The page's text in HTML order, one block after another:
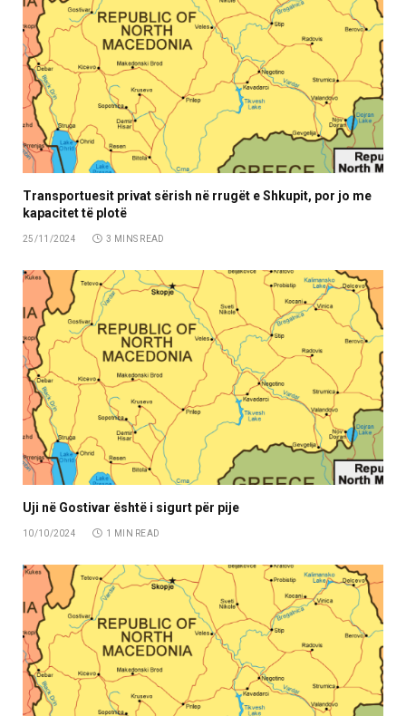
Transportuesit privat sërish në rrugët e Shkupit, por jo me
kapacitet të plotë
25/11/2024 3 MINS READ
Uji në Gostivar është i sigurt për pije
10/10/2024 1 MIN READ